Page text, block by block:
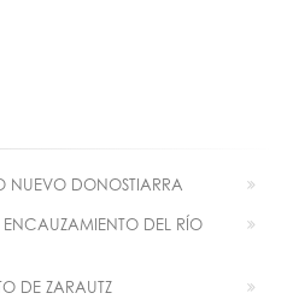
NUEVO DONOSTIARRA
DEL RÍO
DE ZARAUTZ